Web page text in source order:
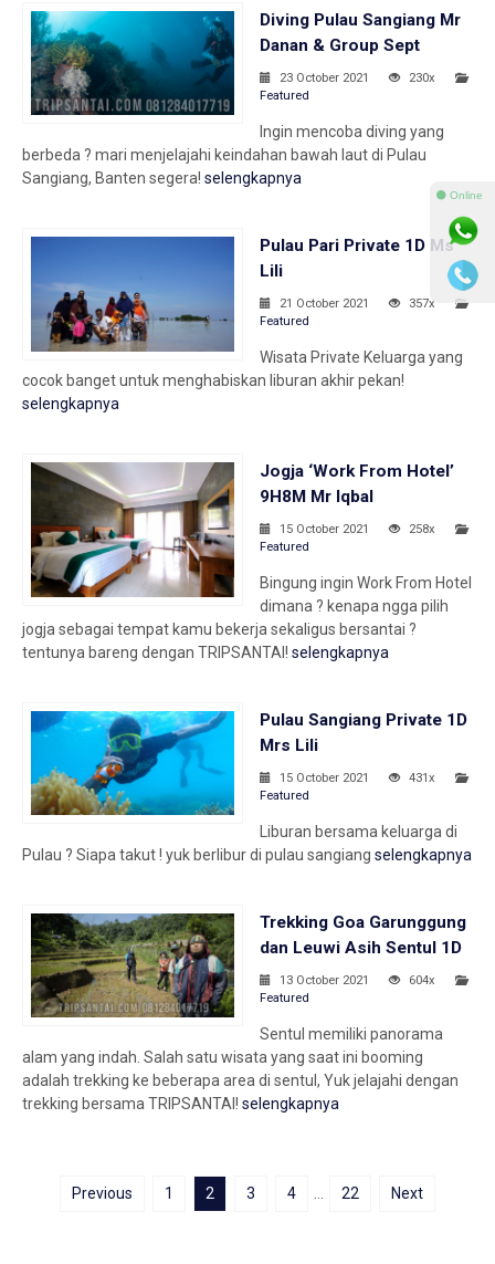
Diving Pulau Sangiang Mr
Danan & Group Sept
23 October 2021
230x
Featured
Ingin mencoba diving yang
berbeda ? mari menjelajahi keindahan bawah laut di Pulau
Sangiang, Banten segera! selengkapnya
Pulau Pari Private 1D Ms
Lili
21 October 2021
357x
Featured
Wisata Private Keluarga yang
cocok banget untuk menghabiskan liburan akhir pekan!
selengkapnya
Jogja ‘Work From Hotel’
9H8M Mr Iqbal
15 October 2021
258x
Featured
Bingung ingin Work From Hotel
dimana ? kenapa ngga pilih
jogja sebagai tempat kamu bekerja sekaligus bersantai ?
tentunya bareng dengan TRIPSANTAI! selengkapnya
Pulau Sangiang Private 1D
Mrs Lili
15 October 2021
431x
Featured
Liburan bersama keluarga di
Pulau ? Siapa takut ! yuk berlibur di pulau sangiang selengkapnya
Trekking Goa Garunggung
dan Leuwi Asih Sentul 1D
13 October 2021
604x
Featured
Sentul memiliki panorama
alam yang indah. Salah satu wisata yang saat ini booming
adalah trekking ke beberapa area di sentul, Yuk jelajahi dengan
trekking bersama TRIPSANTAI! selengkapnya
Previous 1 2 3 4 22 Next
⚫ Online